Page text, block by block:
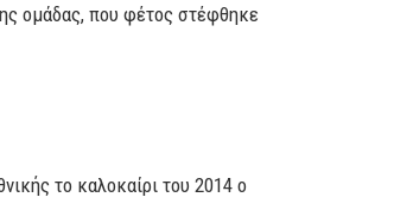
ομάδας, που φέτος στέφθηκε
το καλοκαίρι του 2014 ο